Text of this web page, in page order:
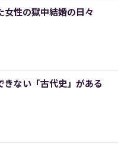
女性の獄中結婚の日々
きない「古代史」がある